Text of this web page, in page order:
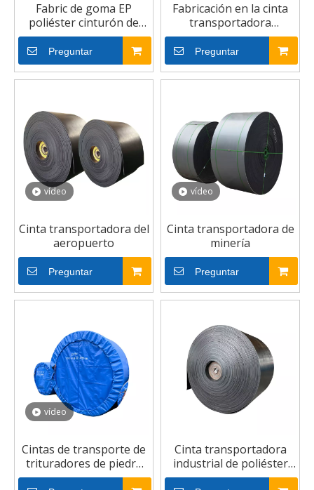
Fabric de goma EP
poliéster cinturón de
transporte industrial
Preguntar
Fabricación en la cinta
transportadora
resistente a los químicos
EP de China EP
Preguntar
vídeo
Cinta transportadora del
aeropuerto
Preguntar
vídeo
Cinta transportadora de
minería
Preguntar
vídeo
Cintas de transporte de
trituradores de piedra
Fabricantes Cintas de
Cinta transportadora
industrial de poliéster
resistente al aceite